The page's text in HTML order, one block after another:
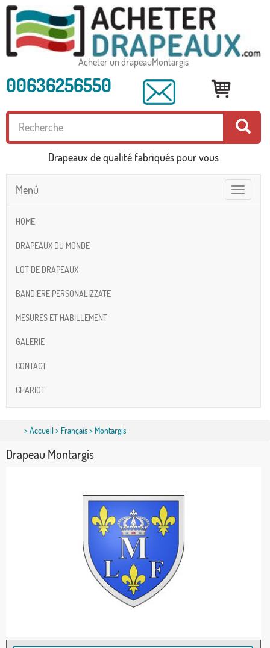
Acheter un drapeauMontargis
00636256550
Drapeaux de qualité fabriqués pour vous
Toggle
navigation
Menú
HOME
DRAPEAUX DU MONDE
LOT DE DRAPEAUX
BANDIERE PERSONALIZZATE
MESURES ET HABILLEMENT
GALERIE
CONTACT
CHARIOT
>Accueil> Français> Montargis
Drapeau Montargis